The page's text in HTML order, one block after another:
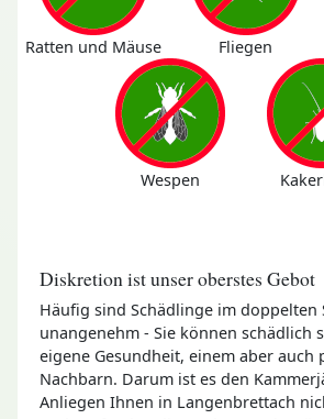
Ratten und Mäuse Fliegen
Wespen
Diskretion ist unser oberstes Gebot
Häufig sind Schädlinge im doppelten
unangenehm - Sie können schädlich
eigene Gesundheit, einem aber auch
Nachbarn. Darum ist es den
Anliegen Ihnen in Langenbrettach